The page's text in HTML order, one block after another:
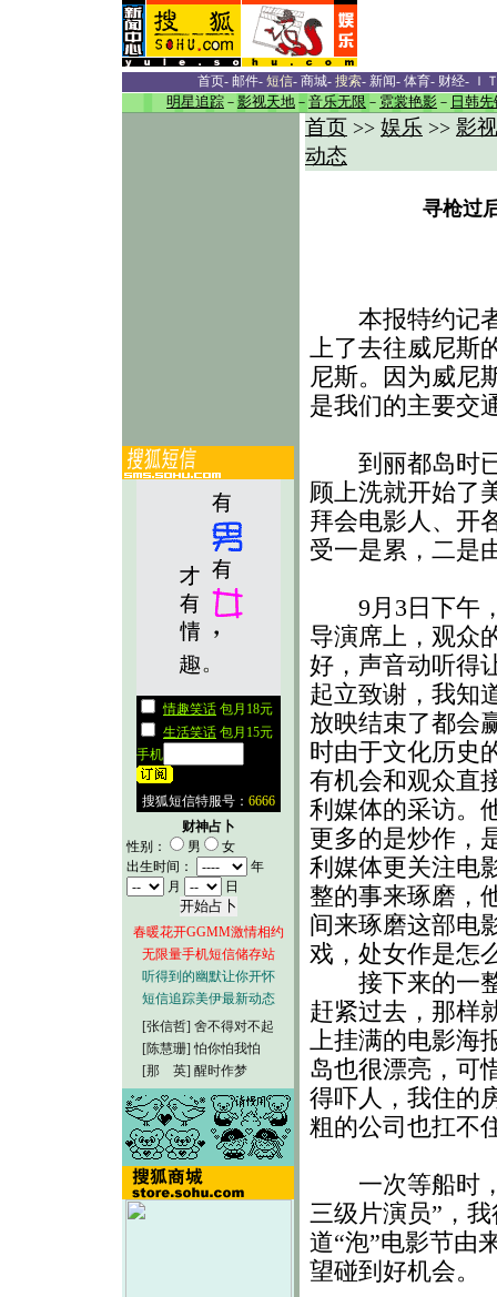
首页- 邮件- 短信- 商城- 搜索- 新闻- 体育- 财经- Ｉ
明星追踪 － 影视天地 － 音乐无限 － 霓裳艳影 － 日韩先
财神占卜
性别：
男
女
出生时间：
年
月
日
春暖花开GGMM激情相约
无限量手机短信储存站
听得到的幽默让你开怀
短信追踪美伊最新动态
[张信哲] 舍不得对不起
[陈慧珊] 怕你怕我怕
[那 英] 醒时作梦
首页 >> 娱乐 >> 影
动态
寻枪过
本报特约记者
上了去往威尼斯
尼斯。因为威尼
是我们的主要交
到丽都岛时已
顾上洗就开始了
拜会电影人、开
受一是累，二是
9月3日下午，
导演席上，观众
好，声音动听得
起立致谢，我知
放映结束了都会
时由于文化历史
有机会和观众直
利媒体的采访。
更多的是炒作，
利媒体更关注电
整的事来琢磨，
间来琢磨这部电
戏，处女作是怎
接下来的一整
赶紧过去，那样
上挂满的电影海
岛也很漂亮，可
得吓人，我住的
粗的公司也扛不
一次等船时，
三级片演员”，
道“泡”电影节由
望碰到好机会。